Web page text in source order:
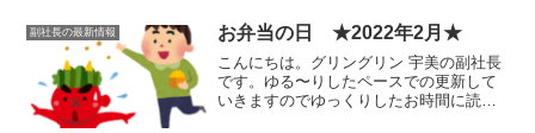
ました😊イベントスケジュールショーの
スケジュールを観ながら...
副社長の最新情報 お弁当の日 ★2022年2月★
こんにちは。グリングリン 宇美の副社長
です。ゆる〜りしたペースでの更新して
いきますのでゆっくりしたお時間に読ん